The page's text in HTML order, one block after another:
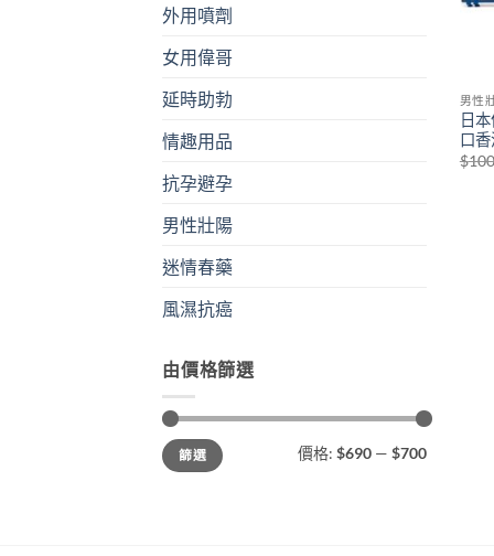
外用噴劑
女用偉哥
延時助勃
情趣用品
抗孕避孕
男性壯陽
迷情春藥
風濕抗癌
由價格篩選
最
低
價
最
高
價
篩選 價格: $690 — $700
男性
日
口
$